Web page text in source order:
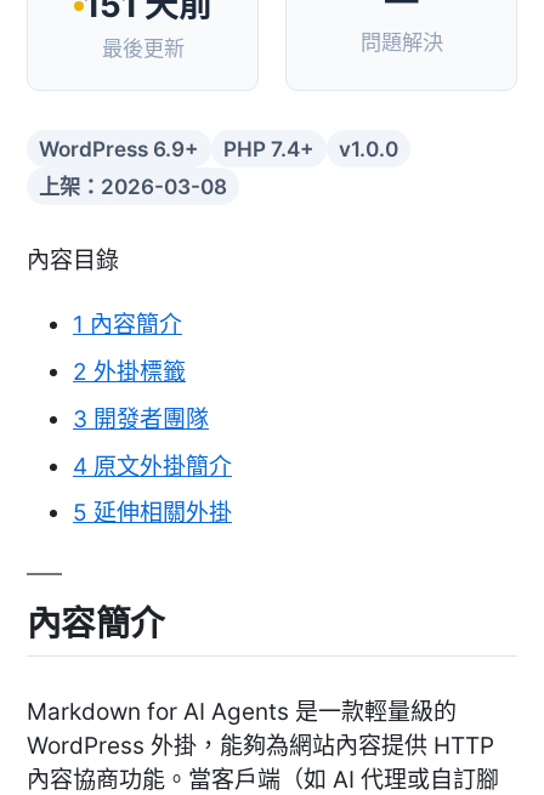
最後更新 問題解決
WordPress 6.9+ PHP 7.4+
v1.0.0
上架：2026-03-08
內容目錄
1 內容簡介
2 外掛標籤
3 開發者團隊
4 原文外掛簡介
5 延伸相關外掛
內容簡介
Markdown for AI Agents 是一款輕量級的
WordPress 外掛，能夠為網站內容提供 HTTP
內容協商功能。當客戶端（如 AI 代理或自訂腳